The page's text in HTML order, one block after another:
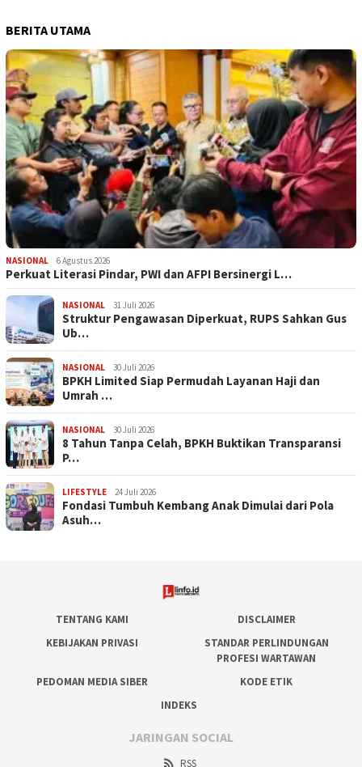
BERITA UTAMA
NASIONAL 6 Agustus 2026
Perkuat Literasi Pindar, PWI dan AFPI Bersinergi L…
NASIONAL 31 Juli 2026
​Struktur Pengawasan Diperkuat, RUPS Sahkan Gus
Ub…
NASIONAL 30 Juli 2026
BPKH Limited Siap Permudah Layanan Haji dan
Umrah …
NASIONAL 30 Juli 2026
​8 Tahun Tanpa Celah, BPKH Buktikan Transparansi
P…
LIFESTYLE 24 Juli 2026
Fondasi Tumbuh Kembang Anak Dimulai dari Pola
Asuh…
TENTANG KAMI
DISCLAIMER
KEBIJAKAN PRIVASI
STANDAR PERLINDUNGAN
PROFESI WARTAWAN
PEDOMAN MEDIA SIBER
KODE ETIK
INDEKS
JARINGAN SOCIAL
RSS